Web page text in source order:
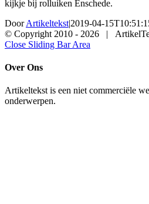
kijkje bij rolluiken Enschede.
DoorArtikeltekst|2019-04-
© Copyright 2010 - 2026 |
Close Sliding Bar Area
Over Ons
Artikeltekst is een niet commerciële
onderwerpen.